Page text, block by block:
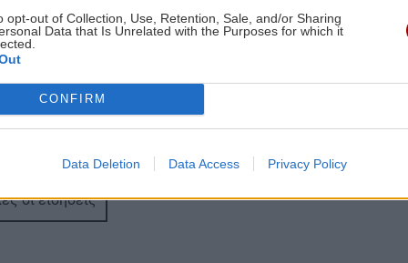
opt-out of Collection, Use, Retention, Sale, and/or Sharing
Data that Is Unrelated with the Purposes for which it
CONFIRM
Data Deletion Data Access Privacy Policy
Στο ΕΚΑΒ ο «λογαριασμός» της
νυχτερινής διασκέδασης
ΑΘΛΗΤΙΚΑ
«Γκέλα» για τη Σπόρτινγκ παρά το γκολ
ΚΡΗΤΗ
Οδοιπορικό στα μοναστήρια του
οι ειδήσεις